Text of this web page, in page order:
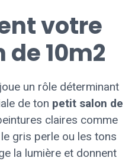
votre
10m2
un rôle déterminant
de ton petit salon de
claires comme
gris perle ou les tons
la lumière et donnent